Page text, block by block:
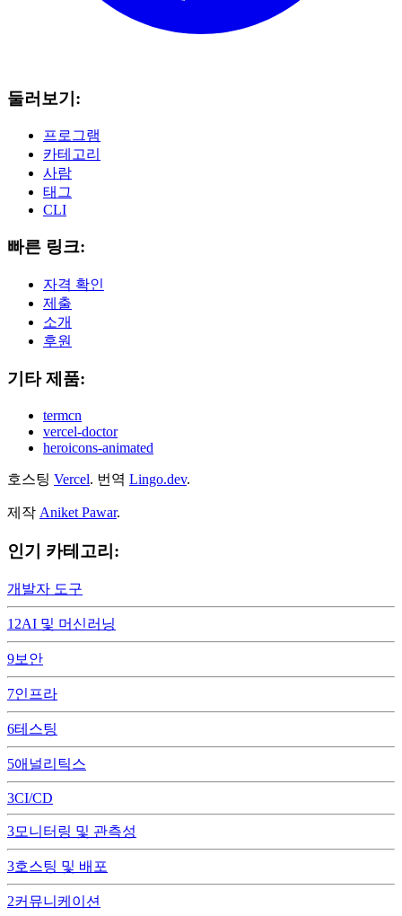
둘러보기:
프로그램
카테고리
사람
태그
CLI
빠른 링크:
자격 확인
제출
소개
후원
기타 제품:
termcn
vercel-doctor
heroicons-animated
호스팅 Vercel. 번역 Lingo.dev.
제작 Aniket Pawar.
인기 카테고리:
개발자 도구
12AI 및 머신러닝
9보안
7인프라
6테스팅
5애널리틱스
3CI/CD
3모니터링 및 관측성
3호스팅 및 배포
2커뮤니케이션